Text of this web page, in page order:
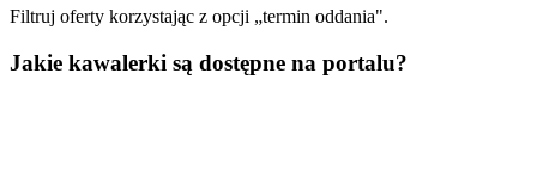
Filtruj oferty korzystając z opcji „termin oddania".
Jakie kawalerki są dostępne na portalu?